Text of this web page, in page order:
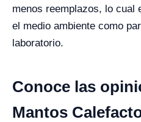
menos reemplazos, lo cual
el medio ambiente como
laboratorio.
Conoce las
Mantos